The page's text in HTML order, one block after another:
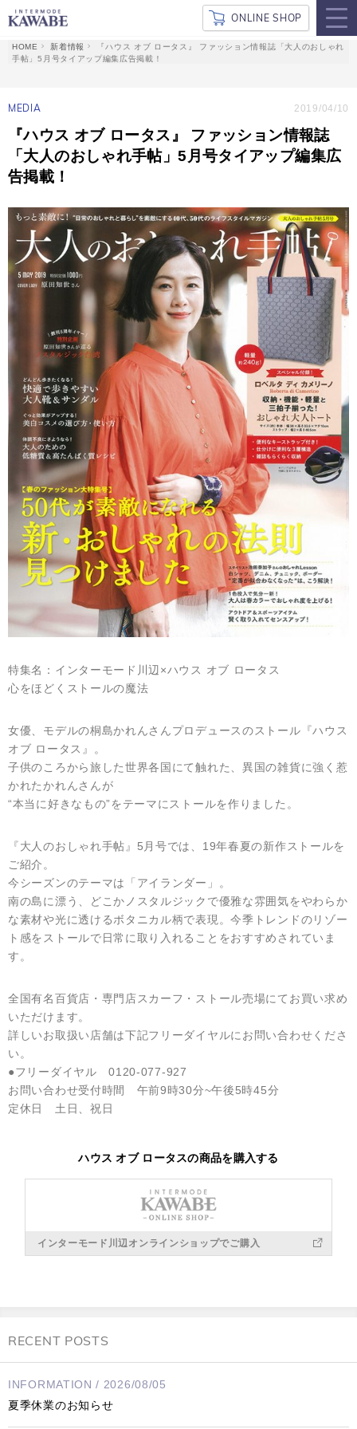
ONLINE SHOP
新着情報
『ハウス オブ ロータス』 ファッション情報誌「大人のおしゃれ
手帖」5月号タイアップ編集広告掲載！
MEDIA 2019/04/10
『ハウス オブ ロータス』 ファッション情報誌
「大人のおしゃれ手帖」5月号タイアップ編集広
告掲載！
特集名：インターモード川辺×ハウス オブ ロータス
心をほどくストールの魔法
女優、モデルの桐島かれんさんプロデュースのストール『ハウス
オブ ロータス』。
子供のころから旅した世界各国にて触れた、異国の雑貨に強く惹
かれたかれんさんが
“本当に好きなもの”をテーマにストールを作りました。
『大人のおしゃれ手帖』5月号では、19年春夏の新作ストールを
ご紹介。
今シーズンのテーマは「アイランダー」。
南の島に漂う、どこかノスタルジックで優雅な雰囲気をやわらか
な素材や光に透けるボタニカル柄で表現。今季トレンドのリゾー
ト感をストールで日常に取り入れることをおすすめされていま
す。
全国有名百貨店・専門店スカーフ・ストール売場にてお買い求め
いただけます。
詳しいお取扱い店舗は下記フリーダイヤルにお問い合わせくださ
い。
●フリーダイヤル 0120-077-927
お問い合わせ受付時間 午前9時30分~午後5時45分
定休日 土日、祝日
ハウス オブ ロータスの商品を購入する
インターモード川辺オンラインショップでご購入
RECENT POSTS
INFORMATION / 2026/08/05
夏季休業のお知らせ